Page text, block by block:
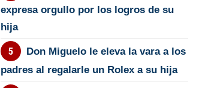
expresa orgullo por los logros de su
hija
Don Miguelo le eleva la vara a los
padres al regalarle un Rolex a su hija